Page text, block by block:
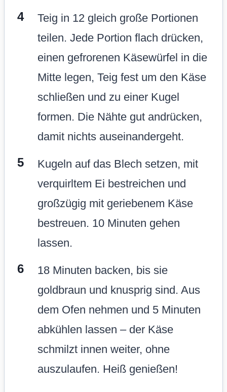
Teig in 12 gleich große Portionen
teilen. Jede Portion flach drücken,
einen gefrorenen Käsewürfel in die
Mitte legen, Teig fest um den Käse
schließen und zu einer Kugel
formen. Die Nähte gut andrücken,
damit nichts auseinandergeht.
Kugeln auf das Blech setzen, mit
verquirltem Ei bestreichen und
großzügig mit geriebenem Käse
bestreuen. 10 Minuten gehen
lassen.
18 Minuten backen, bis sie
goldbraun und knusprig sind. Aus
dem Ofen nehmen und 5 Minuten
abkühlen lassen – der Käse
schmilzt innen weiter, ohne
auszulaufen. Heiß genießen!